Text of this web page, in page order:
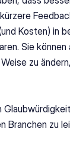
Kosten) in
Sie können
zu
Branchen zu